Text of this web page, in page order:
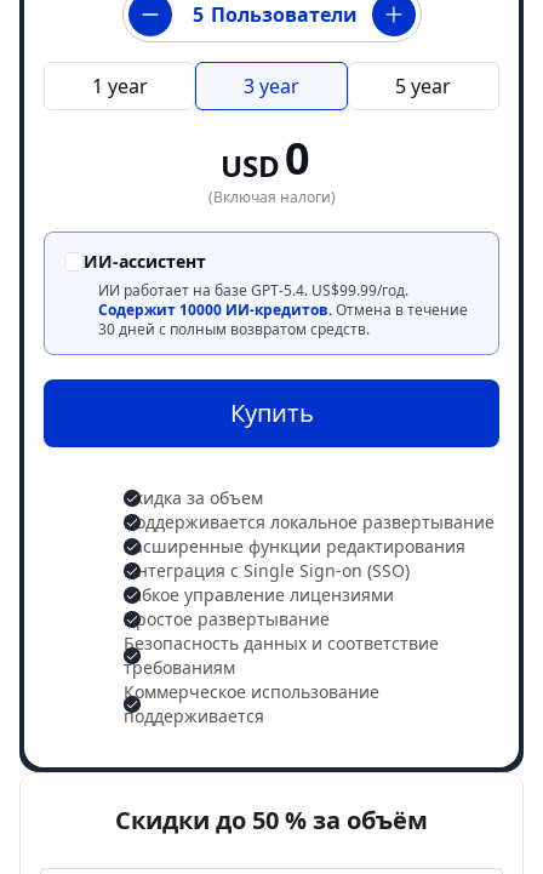
Пользователи
1 year 3 year 5 year
USD0
(Включая налоги)
ИИ-ассистент
ИИ работает на базе GPT-5.4. US$99.99/год.
Содержит 10000 ИИ-кредитов.Отмена в течение
30 дней с полным возвратом средств.
Купить
Скидка за объем
Поддерживается локальное развертывание
Расширенные функции редактирования
Интеграция с Single Sign-on (SSO)
Гибкое управление лицензиями
Простое развертывание
Безопасность данных и соответствие
требованиям
Коммерческое использование
поддерживается
Скидки до 50 % за объём